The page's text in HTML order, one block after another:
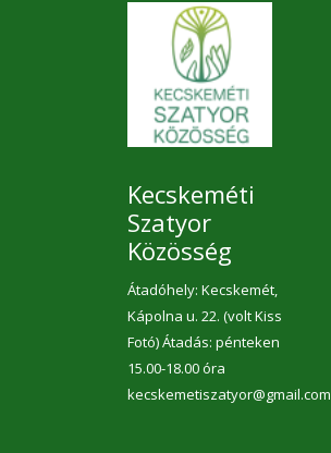
Kecskeméti
Szatyor
Közösség
Átadóhely: Kecskemét,
Kápolna u. 22. (volt Kiss
Fotó) Átadás: pénteken
15.00-18.00 óra
kecskemetiszatyor@gmail.com